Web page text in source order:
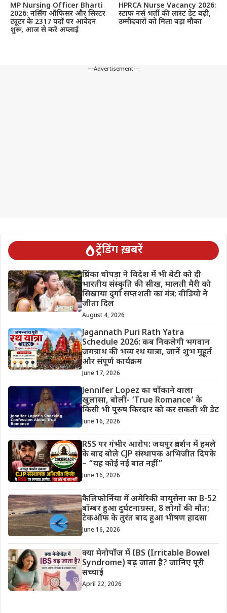
MP Nursing Officer Bharti
2026: नर्सिंग ऑफिसर और सिस्टर
ट्यूटर के 2317 पदों पर आवेदन
शुरू, आज से करें अप्लाई
HPRCA Nurse Vacancy 2026:
स्टाफ नर्स भर्ती की लास्ट डेट बढ़ी,
उम्मीदवारों को मिला बड़ा मौका
---Advertisement---
ट्रेंडिंग ख़बरें
प्रियंका चोपड़ा ने विदेश में भी बेटी को दी
भारतीय संस्कृति की सीख, मालती मैरी को
सिखाया दुर्गा सप्तशती का मंत्र; वीडियो ने
जीता दिल
August 4, 2026
Jagannath Puri Rath Yatra
Schedule 2026: कब निकलेगी भगवान
जगन्नाथ की भव्य रथ यात्रा, जानें शुभ मुहूर्त
और संपूर्ण कार्यक्रम
June 17, 2026
Jennifer Lopez का चौंकाने वाला
खुलासा, बोलीं- ‘True Romance’ के
किसी भी पुरुष किरदार को कर सकती थी डेट
June 16, 2026
RSS पर गंभीर आरोप: जयपुर प्रदर्शन में हमले
के बाद बोले CJP संस्थापक अभिजीत दिपके
– “यह कोई नई बात नहीं”
June 16, 2026
कैलिफोर्निया में अमेरिकी वायुसेना का B-52
बॉम्बर हुआ दुर्घटनाग्रस्त, 8 लोगों की मौत;
टेकऑफ के तुरंत बाद हुआ भीषण हादसा
June 16, 2026
क्या मेनोपॉज़ में IBS (Irritable Bowel
Syndrome) बढ़ जाता है? जानिए पूरी
सच्चाई
April 22, 2026